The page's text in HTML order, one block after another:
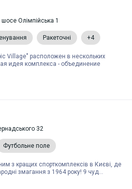
шосе Олімпійська 1
Ракеточні +4
Village" расположен в нескольких
идея комплекса - объединение
32
Футбольне поле
з кращих спорткомплексів в Києві, де
змагання з 1964 року! 9 чуд...